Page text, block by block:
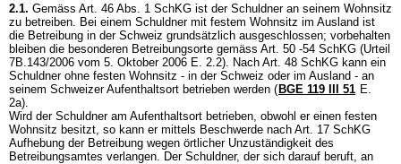
2.1. Gemäss Art. 46 Abs. 1 SchKG ist der Schuldner an seinem Wohnsitz
zu betreiben. Bei einem Schuldner mit festem Wohnsitz im Ausland ist
die Betreibung in der Schweiz grundsätzlich ausgeschlossen; vorbehalten
bleiben die besonderen Betreibungsorte gemäss Art. 50 -54 SchKG (Urteil
7B.143/2006 vom 5. Oktober 2006 E. 2.2). Nach Art. 48 SchKG kann ein
Schuldner ohne festen Wohnsitz - in der Schweiz oder im Ausland - an
seinem Schweizer Aufenthaltsort betrieben werden ( BGE 119 III 51 E.
2a).
Wird der Schuldner am Aufenthaltsort betrieben, obwohl er einen festen
Wohnsitz besitzt, so kann er mittels Beschwerde nach Art. 17 SchKG
Aufhebung der Betreibung wegen örtlicher Unzuständigkeit des
Betreibungsamtes verlangen. Der Schuldner, der sich darauf beruft, an